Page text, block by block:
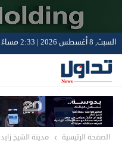
السبت, 8 أغسطس 2026 | 2:33 مساءً
الصفحة الرئيسية مدينة الشيخ زايد